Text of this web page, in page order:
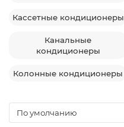
Кассетные кондиционеры
Канальные
кондиционеры
Колонные кондиционеры